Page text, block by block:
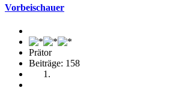
Vorbeischauer
Prätor
Beiträge: 158